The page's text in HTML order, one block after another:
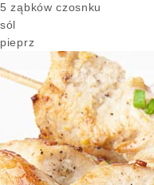
5 ząbków czosnku
sól
pieprz